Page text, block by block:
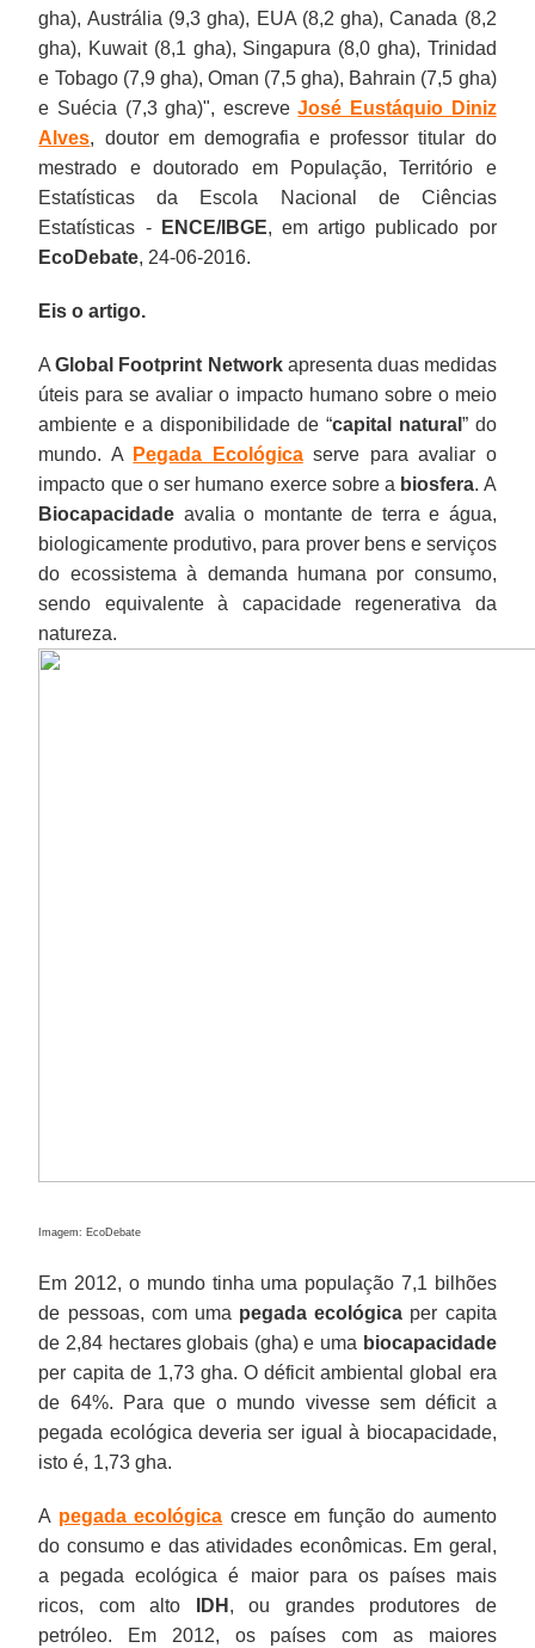
gha), Austrália (9,3 gha), EUA (8,2 gha), Canada (8,2
gha), Kuwait (8,1 gha), Singapura (8,0 gha), Trinidad
e Tobago (7,9 gha), Oman (7,5 gha), Bahrain (7,5 gha)
e Suécia (7,3 gha)", escreveJosé Eustáquio Diniz
Alves, doutor em demografia e professor titular do
mestrado e doutorado em População, Território e
Estatísticas da Escola Nacional de Ciências
Estatísticas -
ENCE/IBGE, em artigo publicado por
EcoDebate, 24-06-2016.
Eis o artigo.
AGlobal Footprint Networkapresenta duas medidas
úteis para se avaliar o impacto humano sobre o meio
ambiente e a disponibilidade de “capital natural ” do
mundo. A
Pegada Ecológicaserve para avaliar o
impacto que o ser humano exerce sobre a biosfera. A
Biocapacidade avalia o montante de terra e água,
biologicamente produtivo, para prover bens e serviços
do ecossistema à demanda humana por consumo,
sendo equivalente à capacidade regenerativa da
natureza.
Imagem: EcoDebate
Em 2012, o mundo tinha uma população 7,1 bilhões
de pessoas, com uma pegada ecológica per capita
de 2,84 hectares globais (gha) e uma biocapacidade
per capita de 1,73 gha. O déficit ambiental global era
de 64%. Para que o mundo vivesse sem déficit a
pegada ecológica deveria ser igual à biocapacidade,
isto é, 1,73 gha.
A pegada ecológica cresce em função do aumento
do consumo e das atividades econômicas. Em geral,
a pegada ecológica é maior para os países mais
ricos, com alto
IDH , ou grandes produtores de
petróleo. Em 2012, os países com as maiores